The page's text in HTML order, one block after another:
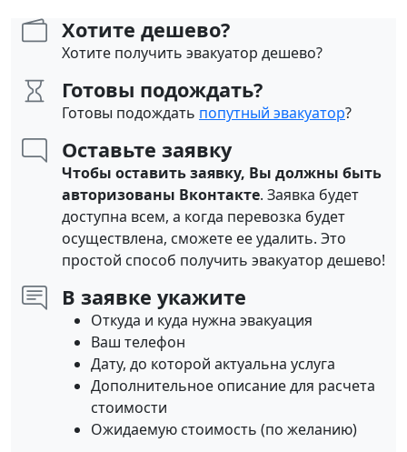
Хотите дешево?
Хотите получить эвакуатор дешево?
Готовы подождать?
Готовы подождать попутный эвакуатор?
Оставьте заявку
Чтобы оставить заявку, Вы должны быть
авторизованы Вконтакте. Заявка будет
доступна всем, а когда перевозка будет
осуществлена, сможете ее удалить. Это
простой способ получить эвакуатор дешево!
В заявке укажите
Откуда и куда нужна эвакуация
Ваш телефон
Дату, до которой актуальна услуга
Дополнительное описание для расчета
стоимости
Ожидаемую стоимость (по желанию)